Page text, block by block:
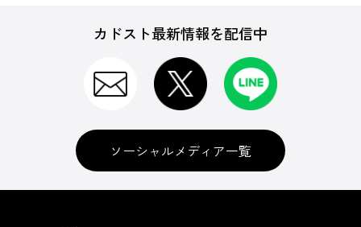
カドスト最新情報を配信中
ソーシャルメディア一覧